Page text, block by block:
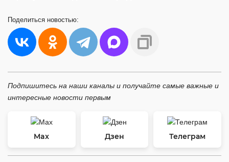
Поделиться новостью:
Подпишитесь на наши каналы и получайте самые важные и
интересные новости первым
Max Дзен Телеграм